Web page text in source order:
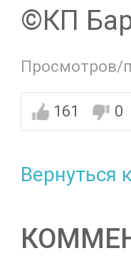
©️КП
Просмотров/
161 0
Вернуться